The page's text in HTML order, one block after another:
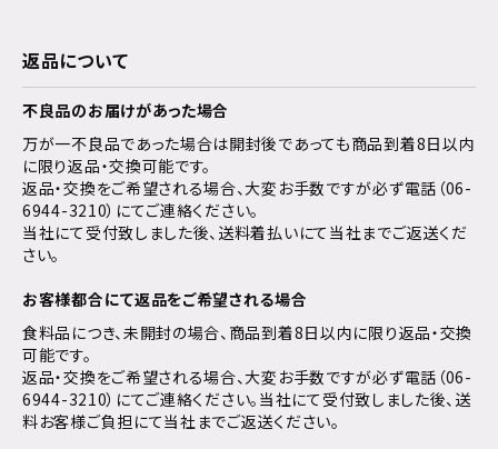
返品について
不良品のお届けがあった場合
万が一不良品であった場合は開封後であっても商品到着8日以内
に限り返品・交換可能です。
返品・交換をご希望される場合、大変お手数ですが必ず電話（06-
6944-3210）にてご連絡ください。
当社にて受付致しました後、送料着払いにて当社までご返送くだ
さい。
お客様都合にて返品をご希望される場合
食料品につき、未開封の場合、商品到着8日以内に限り返品・交換
可能です。
返品・交換をご希望される場合、大変お手数ですが必ず電話（06-
6944-3210）にてご連絡ください。当社にて受付致しました後、送
料お客様ご負担にて当社までご返送ください。